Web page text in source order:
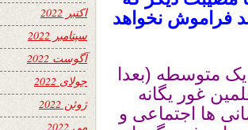
فراموش نخواهد
متوسطه (بعدا
غور یگانه
ها اجتماعی و
اکتبر 2022
سپتامبر 2022
آگوست 2022
جولای 2022
ژوئن 2022
می 2022